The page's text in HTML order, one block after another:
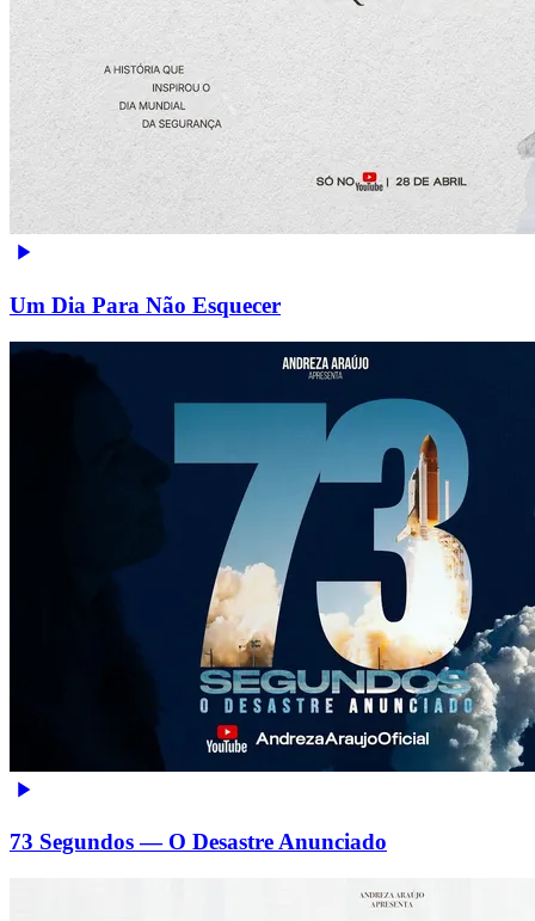
Um Dia Para Não Esquecer
73 Segundos — O Desastre Anunciado